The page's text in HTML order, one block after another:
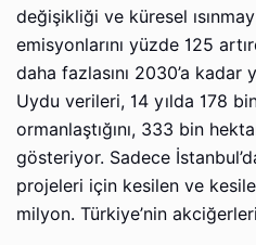
değişikliği ve küresel
emisyonlarını yüzde 125
daha fazlasını 2030’a kadar
Uydu verileri, 14 yılda 178
ormanlaştığını, 333 bin
gösteriyor. Sadece
projeleri için kesilen ve
milyon. Türkiye’nin